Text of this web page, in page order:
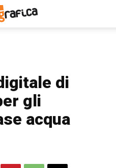
di
gli
acqua